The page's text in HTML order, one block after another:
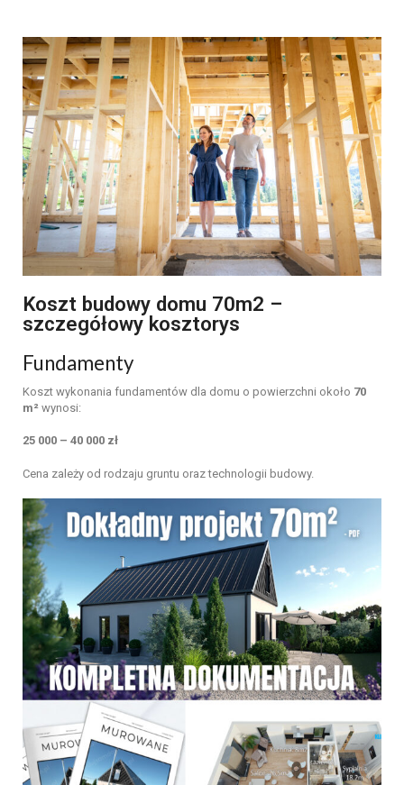
Koszt budowy domu 70m2 –
szczegółowy kosztorys
Fundamenty
Koszt wykonania fundamentów dla domu o powierzchni około 70
m² wynosi:
25 000 – 40 000 zł
Cena zależy od rodzaju gruntu oraz technologii budowy.